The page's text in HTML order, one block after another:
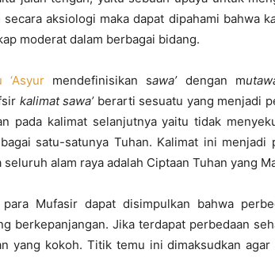
aksiologi maka dapat dipahami bahwa k
moderat dalam berbagai bidang.
‘Asyur mendefinisikan sawa’dengan m
kalimat sawa’berarti sesuatu yang menjadi
pada kalimat selanjutnya yaitu tidak
satu-satunya Tuhan. Kalimat ini menjadi
alam raya adalah Ciptaan Tuhan yang
Mufasir dapat disimpulkan bahwa
berkepanjangan. Jika terdapat perbedaan
yang kokoh. Titik temu ini dimaksudkan